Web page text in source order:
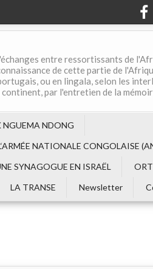
entre ressortissants de
de cette partie de
ou en lingala, selon les
par l'entretien de la
NGUEMA NDONG
NATIONALE CONGOLAISE
SYNAGOGUE EN ISRAËL
LA TRANSE Newsletter